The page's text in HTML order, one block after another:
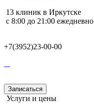
13 клиник в Иркутске
с 8:00 до 21:00 ежедневно
+7(3952)23-00-00
Записаться
Услуги и цены